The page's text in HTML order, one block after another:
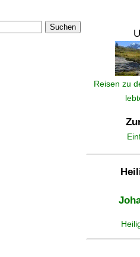
Suchen
Reisen zu